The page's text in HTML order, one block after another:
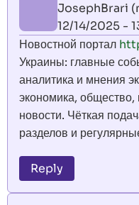
JosephBrari
12/14/2025 -
Новостной портал
Украины: главные
аналитика и мнения
экономика,
новости. Чёткая
разделов и
Reply